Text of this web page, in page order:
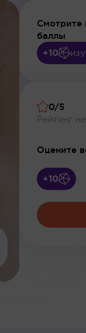
Смотрите
баллы
+10
0/5
Рейтинг
Оцените
+10